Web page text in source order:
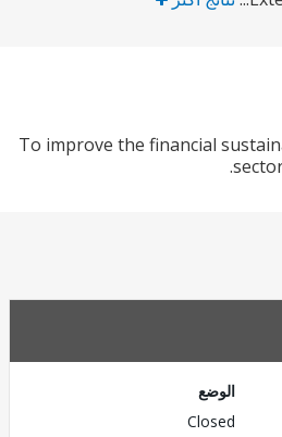
To improve the financial